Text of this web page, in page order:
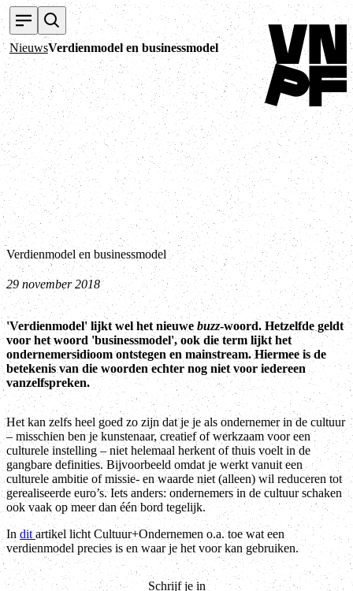
NieuwsVerdienmodel en businessmodel
Terug naar
Verdienmodel en businessmodel
29 november 2018
'Verdienmodel' lijkt wel het nieuwe buzz-woord. Hetzelfde geldt
voor het woord 'businessmodel', ook die term lijkt het
ondernemersidioom ontstegen en mainstream. Hiermee is de
betekenis van die woorden echter nog niet voor iedereen
vanzelfspreken.
Het kan zelfs heel goed zo zijn dat je je als ondernemer in de cultuur
– misschien ben je kunstenaar, creatief of werkzaam voor een
culturele instelling – niet helemaal herkent of thuis voelt in de
gangbare definities. Bijvoorbeeld omdat je werkt vanuit een
culturele ambitie of missie- en waarde niet (alleen) wil reduceren tot
gerealiseerde euro’s. Iets anders: ondernemers in de cultuur schaken
ook vaak op meer dan één bord tegelijk.
Indit artikel licht Cultuur+Ondernemen o.a. toe wat een
verdienmodel precies is en waar je het voor kan gebruiken.
Schrijf je in